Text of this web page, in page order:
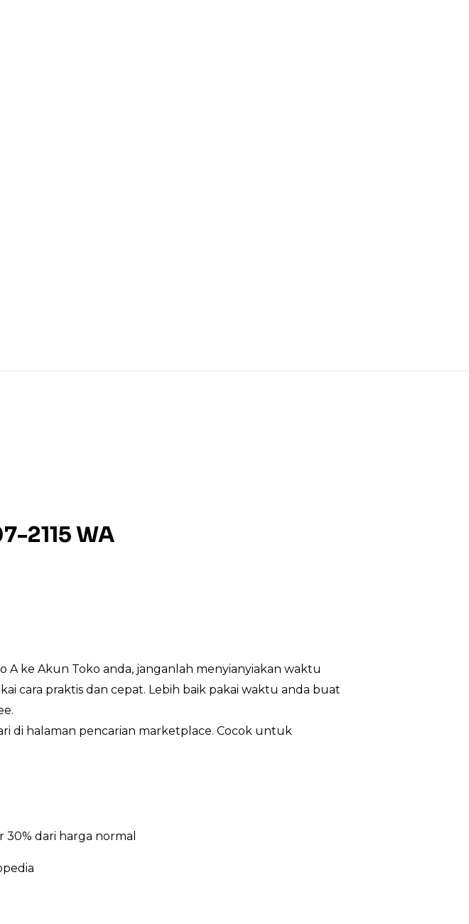
2115 WA
A ke Akun Toko anda, janganlah menyianyiakan waktu
cara praktis dan cepat. Lebih baik pakai waktu anda buat
di halaman pencarian marketplace. Cocok untuk
30% dari harga normal